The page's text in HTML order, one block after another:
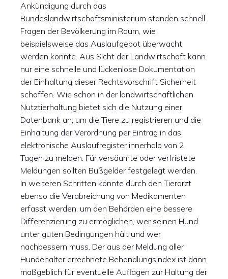
Ankündigung durch das
Bundeslandwirtschaftsministerium standen schnell
Fragen der Bevölkerung im Raum, wie
beispielsweise das Auslaufgebot überwacht
werden könnte. Aus Sicht der Landwirtschaft kann
nur eine schnelle und lückenlose Dokumentation
der Einhaltung dieser Rechtsvorschrift Sicherheit
schaffen. Wie schon in der landwirtschaftlichen
Nutztierhaltung bietet sich die Nutzung einer
Datenbank an, um die Tiere zu registrieren und die
Einhaltung der Verordnung per Eintrag in das
elektronische Auslaufregister innerhalb von 2
Tagen zu melden. Für versäumte oder verfristete
Meldungen sollten Bußgelder festgelegt werden.
In weiteren Schritten könnte durch den Tierarzt
ebenso die Verabreichung von Medikamenten
erfasst werden, um den Behörden eine bessere
Differenzierung zu ermöglichen, wer seinen Hund
unter guten Bedingungen hält und wer
nachbessern muss. Der aus der Meldung aller
Hundehalter errechnete Behandlungsindex ist dann
maßgeblich für eventuelle Auflagen zur Haltung der